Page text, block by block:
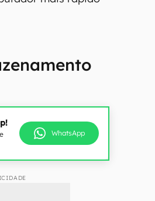
WhatsApp